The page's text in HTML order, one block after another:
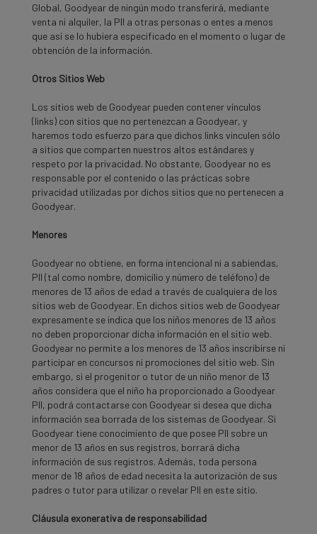
Global, Goodyear de ningún modo transferirá, mediante
venta ni alquiler, la PII a otras personas o entes a menos
que así se lo hubiera especificado en el momento o lugar de
obtención de la información.
Otros Sitios Web
Los sitios web de Goodyear pueden contener vínculos
(links) con sitios que no pertenezcan a Goodyear, y
haremos todo esfuerzo para que dichos links vinculen sólo
a sitios que comparten nuestros altos estándares y
respeto por la privacidad. No obstante, Goodyear no es
responsable por el contenido o las prácticas sobre
privacidad utilizadas por dichos sitios que no pertenecen a
Goodyear.
Menores
Goodyear no obtiene, en forma intencional ni a sabiendas,
PII (tal como nombre, domicilio y número de teléfono) de
menores de 13 años de edad a través de cualquiera de los
sitios web de Goodyear. En dichos sitios web de Goodyear
expresamente se indica que los niños menores de 13 años
no deben proporcionar dicha información en el sitio web.
Goodyear no permite a los menores de 13 años inscribirse ni
participar en concursos ni promociones del sitio web. Sin
embargo, si el progenitor o tutor de un niño menor de 13
años considera que el niño ha proporcionado a Goodyear
PII, podrá contactarse con Goodyear si desea que dicha
información sea borrada de los sistemas de Goodyear. Si
Goodyear tiene conocimiento de que posee PII sobre un
menor de 13 años en sus registros, borrará dicha
información de sus registros. Además, toda persona
menor de 18 años de edad necesita la autorización de sus
padres o tutor para utilizar o revelar PII en este sitio.
Cláusula exonerativa de responsabilidad